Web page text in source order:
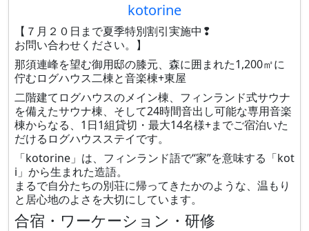
kotorine
【７月２０日まで夏季特別割引実施中❢
お問い合わせください。】
那須連峰を望む御用邸の膝元、森に囲まれた1,200㎡に
佇むログハウス二棟と音楽棟+東屋
二階建てログハウスのメイン棟、フィンランド式サウナ
を備えたサウナ棟、そして24時間音出し可能な専用音楽
棟からなる、1日1組貸切・最大14名様+までご宿泊いた
だけるログハウスステイです。
「kotorine」は、フィンランド語で“家”を意味する「kot
i」から生まれた造語。
まるで自分たちの別荘に帰ってきたかのような、温もり
と居心地のよさを大切にしています。
合宿・ワーケーション・研修